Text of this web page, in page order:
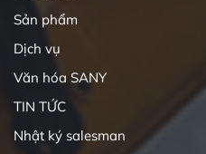
Sản phẩm
Dịch vụ
Văn hóa SANY
TIN TỨC
Nhật ký salesman